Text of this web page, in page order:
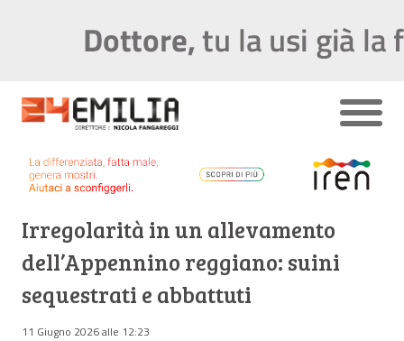
Irregolarità in un allevamento
dell’Appennino reggiano: suini
sequestrati e abbattuti
11 Giugno 2026 alle 12:23